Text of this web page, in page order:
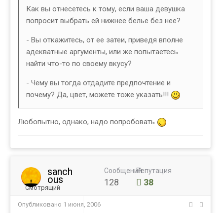
Как вы отнесетесь к тому, если ваша девушка
попросит выбрать ей нижнее белье без нее?
- Вы откажитесь, от ее затеи, приведя вполне
адекватные аргументы, или же попытаетесь
найти что-то по своему вкусу?
- Чему вы тогда отдадите предпочтение и
почему? Да, цвет, можете тоже указать!!!
Любопытно, однако, надо попробовать
sanch
ous
Смотрящий
Сообщений
128
Репутация
38
Опубликовано 1 июня, 2006